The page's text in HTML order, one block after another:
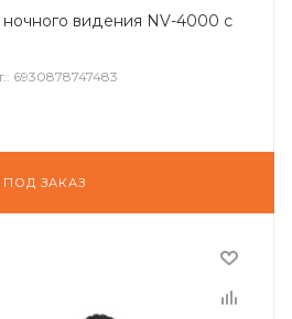
видения NV-4000 с
6930878747483
ПОД ЗАКАЗ